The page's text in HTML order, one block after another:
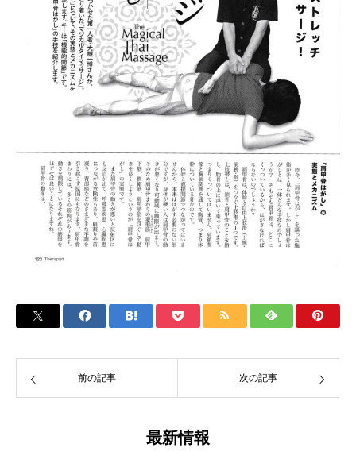
前の記事 次の記事
最新情報